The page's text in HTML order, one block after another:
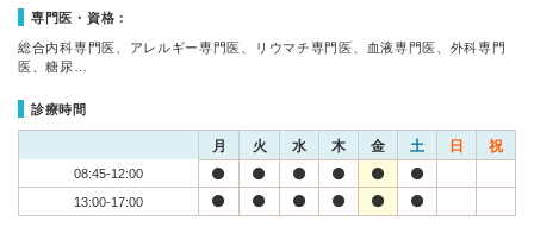
専門医・資格：
総合内科専門医、アレルギー専門医、リウマチ専門医、血液専門医、外科専門
医、糖尿…
診療時間
月 火 水 木 金 土 日 祝
08:45-12:00
13:00-17:00